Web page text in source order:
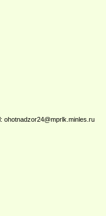
ohotnadzor24@mprlk.minles.ru